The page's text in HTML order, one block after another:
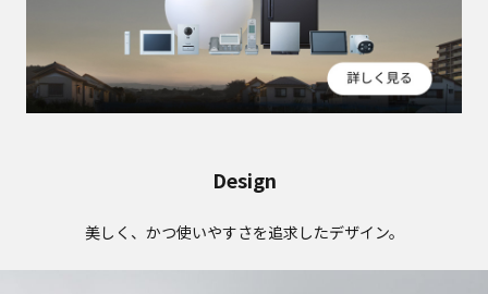
Design
美しく、かつ使いやすさを追求したデザイン。